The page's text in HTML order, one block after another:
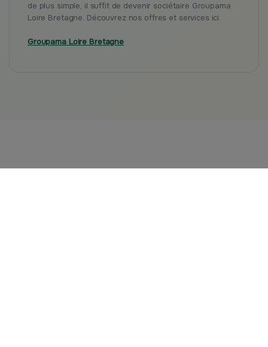
de plus simple, il suffit de devenir sociétaire Groupama
Loire Bretagne. Découvrez nos offres et services ici.
Groupama Loire Bretagne